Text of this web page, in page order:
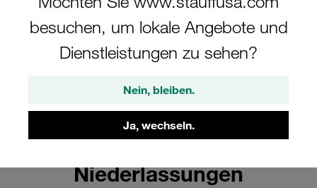
besuchen, um lokale Angebote und
Dienstleistungen zu sehen?
Nein, bleiben.
Ja, wechseln.
Thailand
STAUFF in Thailand
Niederlassungen